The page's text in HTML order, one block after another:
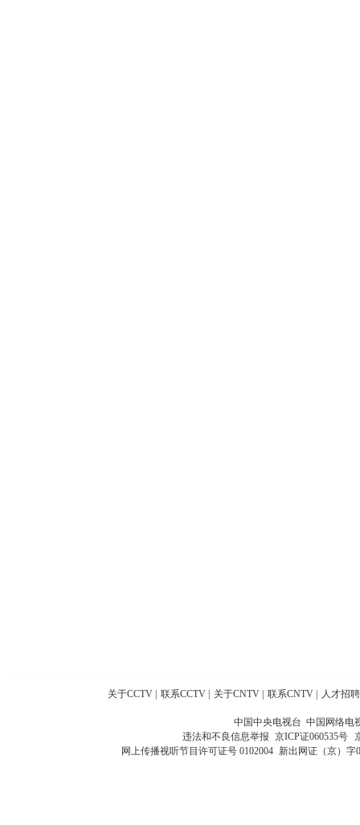
关于CCTV 联系CCTV 关于CNTV 联系CNTV 人才招聘
中国中央电视台 中国网络电
违法和不良信息举报 京ICP证060535号
网上传播视听节目许可证号 0102004 新出网证（京）